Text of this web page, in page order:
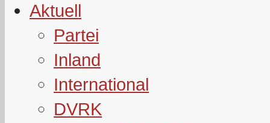
Aktuell
Partei
Inland
International
DVRK